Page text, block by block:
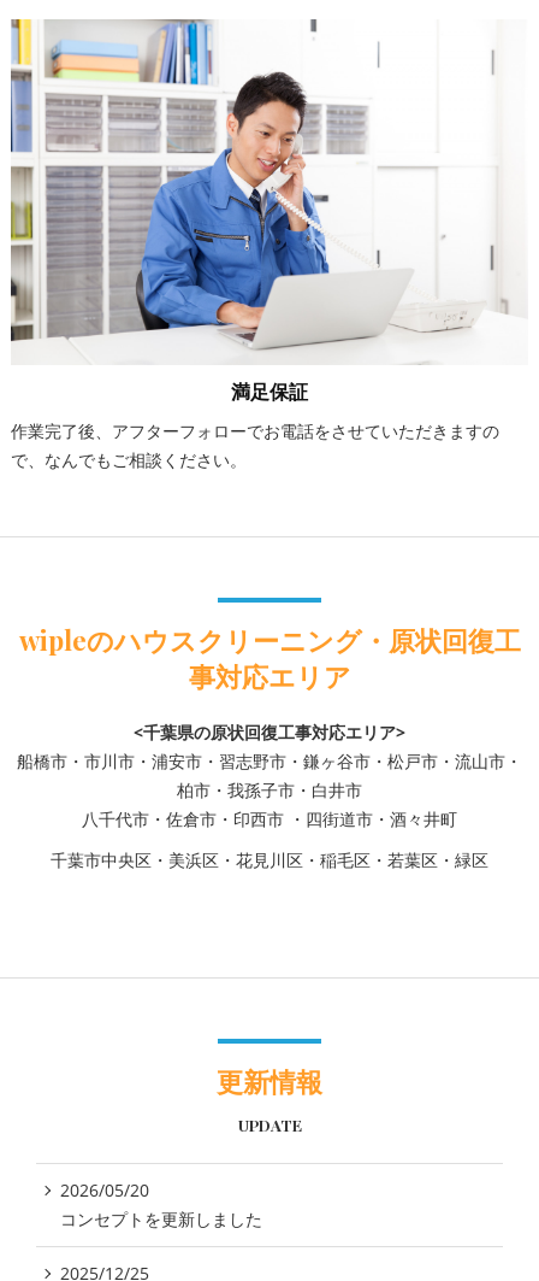
満足保証
作業完了後、アフターフォローでお電話をさせていただきますの
で、なんでもご相談ください。
wipleのハウスクリーニング・原状回復工
事対応エリア
<千葉県の原状回復工事対応エリア>
船橋市・市川市・浦安市・習志野市・鎌ヶ谷市・松戸市・流山市・
柏市・我孫子市・白井市
八千代市・佐倉市・印西市 ・四街道市・酒々井町
千葉市中央区・美浜区・花見川区・稲毛区・若葉区・緑区
更新情報
UPDATE
2026/05/20
コンセプトを更新しました
2025/12/25